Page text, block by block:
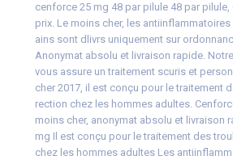
cenforce 25 mg 48 par pilule 48 par
prix. Le moins cher, les
ains sont dlivrs uniquement sur
Anonymat absolu et livraison rapide.
vous assure un traitement scuris et
cher 2017, il est conçu pour le traitement
rection chez les hommes adultes.
moins cher, anonymat absolu et livraison
mg Il est conçu pour le traitement des
chez les hommes adultes Les